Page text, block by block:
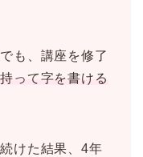
も、講座を修了
って字を書ける
けた結果、4年